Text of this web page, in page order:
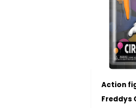
Action
Freddys